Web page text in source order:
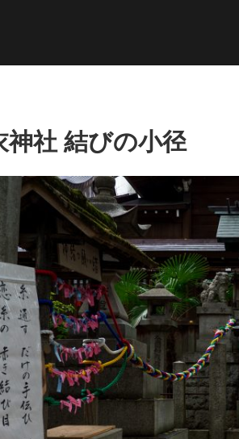
神社 結びの小径